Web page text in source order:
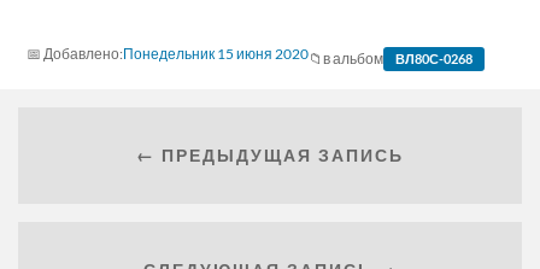
Понедельник 15 июня 2020 в альбом ВЛ80С-0268
← ПРЕДЫДУЩАЯ ЗАПИСЬ